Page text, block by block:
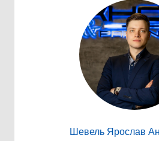
Шевель Ярослав